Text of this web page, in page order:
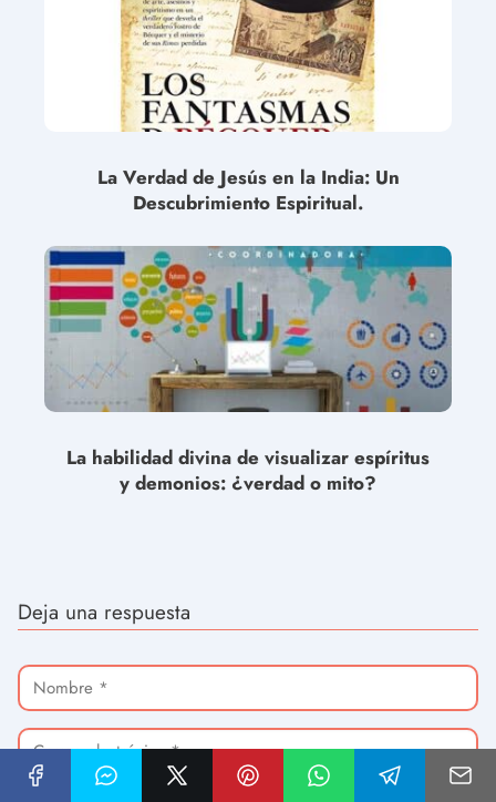
La Verdad de Jesús en la India: Un
Descubrimiento Espiritual.
La habilidad divina de visualizar espíritus
y demonios: ¿verdad o mito?
Deja una respuesta